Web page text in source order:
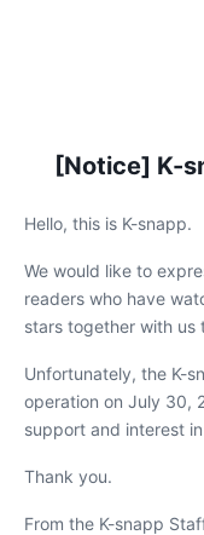
[Notice] K-
Hello, this is K-snapp.
We would like to
readers who have
stars together with us
Unfortunately, the K-
operation on July 30,
support and interest
Thank you.
From the K-snapp